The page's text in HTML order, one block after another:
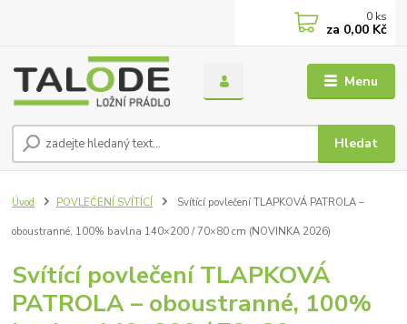
Menu
Hledat
0 ks
za 0,00 Kč
Úvod POVLEČENÍ SVÍTÍCÍ Svítící povlečení TLAPKOVÁ PATROLA –
oboustranné, 100% bavlna 140×200 / 70×80 cm (NOVINKA 2026)
Svítící povlečení TLAPKOVÁ
PATROLA – oboustranné, 100%